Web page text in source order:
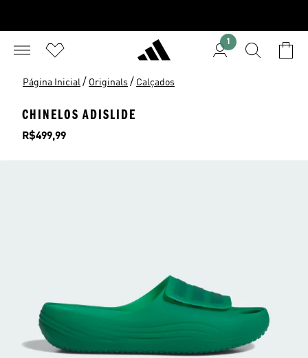
1
Página Inicial / Originals / Calçados
CHINELOS ADISLIDE
Preço
R$499,99